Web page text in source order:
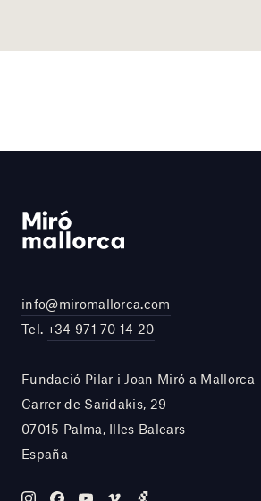
info@miromallorca.com
Tel. +34 971 70 14 20
Fundació Pilar i Joan Miró a Mallorca
Carrer de Saridakis, 29
07015 Palma, Illes Balears
España